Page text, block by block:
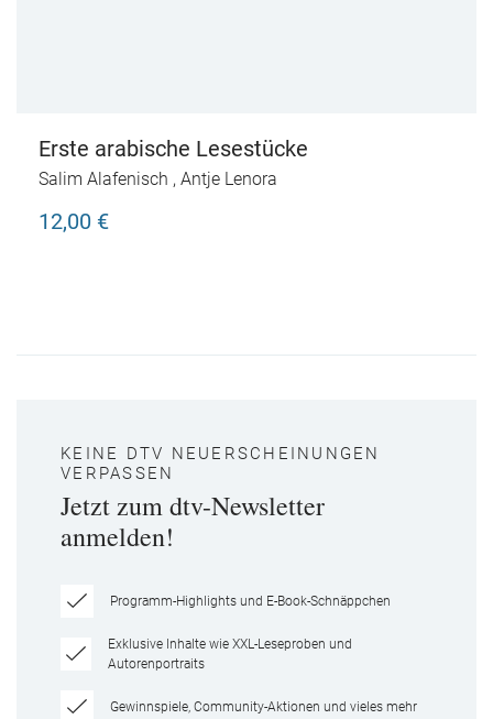
Erste arabische Lesestücke
Salim Alafenisch , Antje Lenora
12,00 €
KEINE DTV NEUERSCHEINUNGEN
VERPASSEN
Jetzt zum dtv-Newsletter
anmelden!
Programm-Highlights und E-Book-Schnäppchen
Exklusive Inhalte wie XXL-Leseproben und
Autorenportraits
Gewinnspiele, Community-Aktionen und vieles mehr